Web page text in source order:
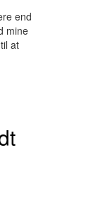
end
mine
at